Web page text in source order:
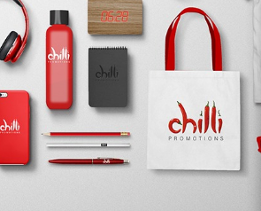
Printing
Flatbed Printer
about us